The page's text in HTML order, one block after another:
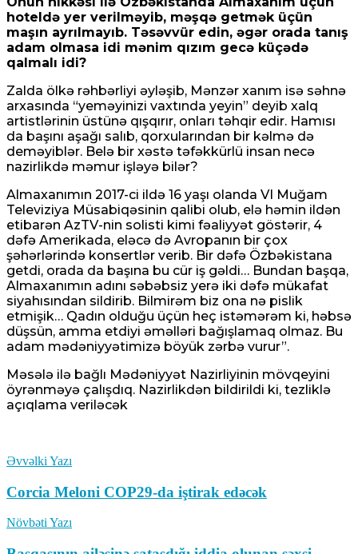
hoteldə yer verilməyib, məşqə getmək üçün
maşın ayrılmayıb. Təsəvvür edin, əgər orada tanış
adam olmasa idi mənim qızım gecə küçədə
qalmalı idi?
Zalda ölkə rəhbərliyi əyləşib, Mənzər xanım isə səhnə
arxasında “yeməyinizi vaxtında yeyin” deyib xalq
artistlərinin üstünə qışqırır, onları təhqir edir. Hamısı
da başını aşağı salıb, qorxularından bir kəlmə də
deməyiblər. Belə bir xəstə təfəkkürlü insan necə
nazirlikdə məmur işləyə bilər?
Almaxanımın 2017-ci ildə 16 yaşı olanda VI Muğam
Televiziya Müsabiqəsinin qalibi olub, elə həmin ildən
etibarən AzTV-nin solisti kimi fəaliyyət göstərir, 4
dəfə Amerikada, eləcə də Avropanın bir çox
şəhərlərində konsertlər verib. Bir dəfə Özbəkistana
getdi, orada da başına bu cür iş gəldi… Bundan başqa,
Almaxanımın adını səbəbsiz yerə iki dəfə mükafat
siyahısından sildirib. Bilmirəm biz ona nə pislik
etmişik… Qadın olduğu üçün heç istəmərəm ki, həbsə
düşsün, amma etdiyi əməlləri bağışlamaq olmaz. Bu
adam mədəniyyətimizə böyük zərbə vurur”.
Məsələ ilə bağlı Mədəniyyət Nazirliyinin mövqeyini
öyrənməyə çalışdıq. Nazirlikdən bildirildi ki, tezliklə
açıqlama veriləcək
Əvvəlki Yazı
Corcia Meloni COP29-da iştirak edəcək
Növbəti Yazı